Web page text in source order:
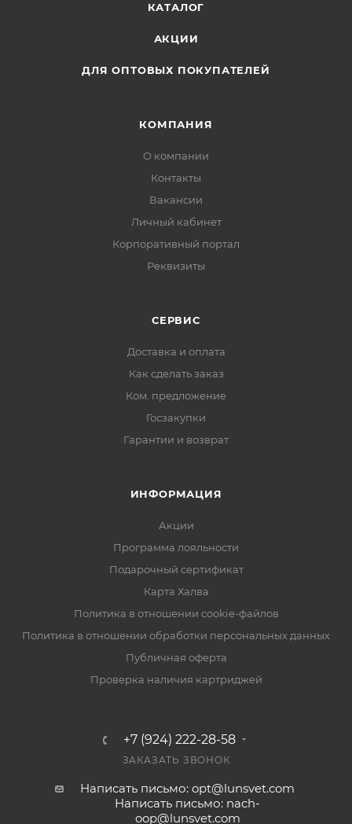
КАТАЛОГ
АКЦИИ
ДЛЯ ОПТОВЫХ ПОКУПАТЕЛЕЙ
КОМПАНИЯ
О компании
Контакты
Вакансии
Личный кабинет
Корпоративный портал
Реквизиты
СЕРВИС
Доставка и оплата
Как сделать заказ
Ком. предложение
Госзакупки
Гарантии и возврат
ИНФОРМАЦИЯ
Акции
Программа лояльности
Подарочный сертификат
Карта Халва
Политика в отношении cookie-файлов
Политика в отношении обработки персональных данных
Публичная оферта
Проверка наличия картриджей
+7 (924) 222-28-58
ЗАКАЗАТЬ ЗВОНОК
Написать письмо: opt@lunsvet.com
Написать письмо: nach-
oop@lunsvet.com